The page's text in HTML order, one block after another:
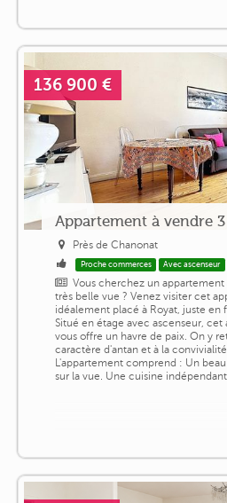
136 900 €
Appartement à vendre 3
Près de Chanonat
Proche commerces Avec ascenseur
Vous cherchez un
très belle vue ? Venez visiter cet
idéalement placé à Royat, juste en
Situé en étage avec ascenseur,
vous offre un havre de paix. On y
caractère d'antan et à la
L'appartement comprend : Un
sur la vue. Une cuisine